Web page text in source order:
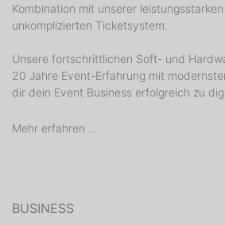
Kombination mit unserer
unkomplizierten Ticketsystem.
Unsere fortschrittlichen Soft- und
20 Jahre Event-Erfahrung mit
dir dein Event Business erfolgreich zu
Mehr erfahren ...
BUSINESS